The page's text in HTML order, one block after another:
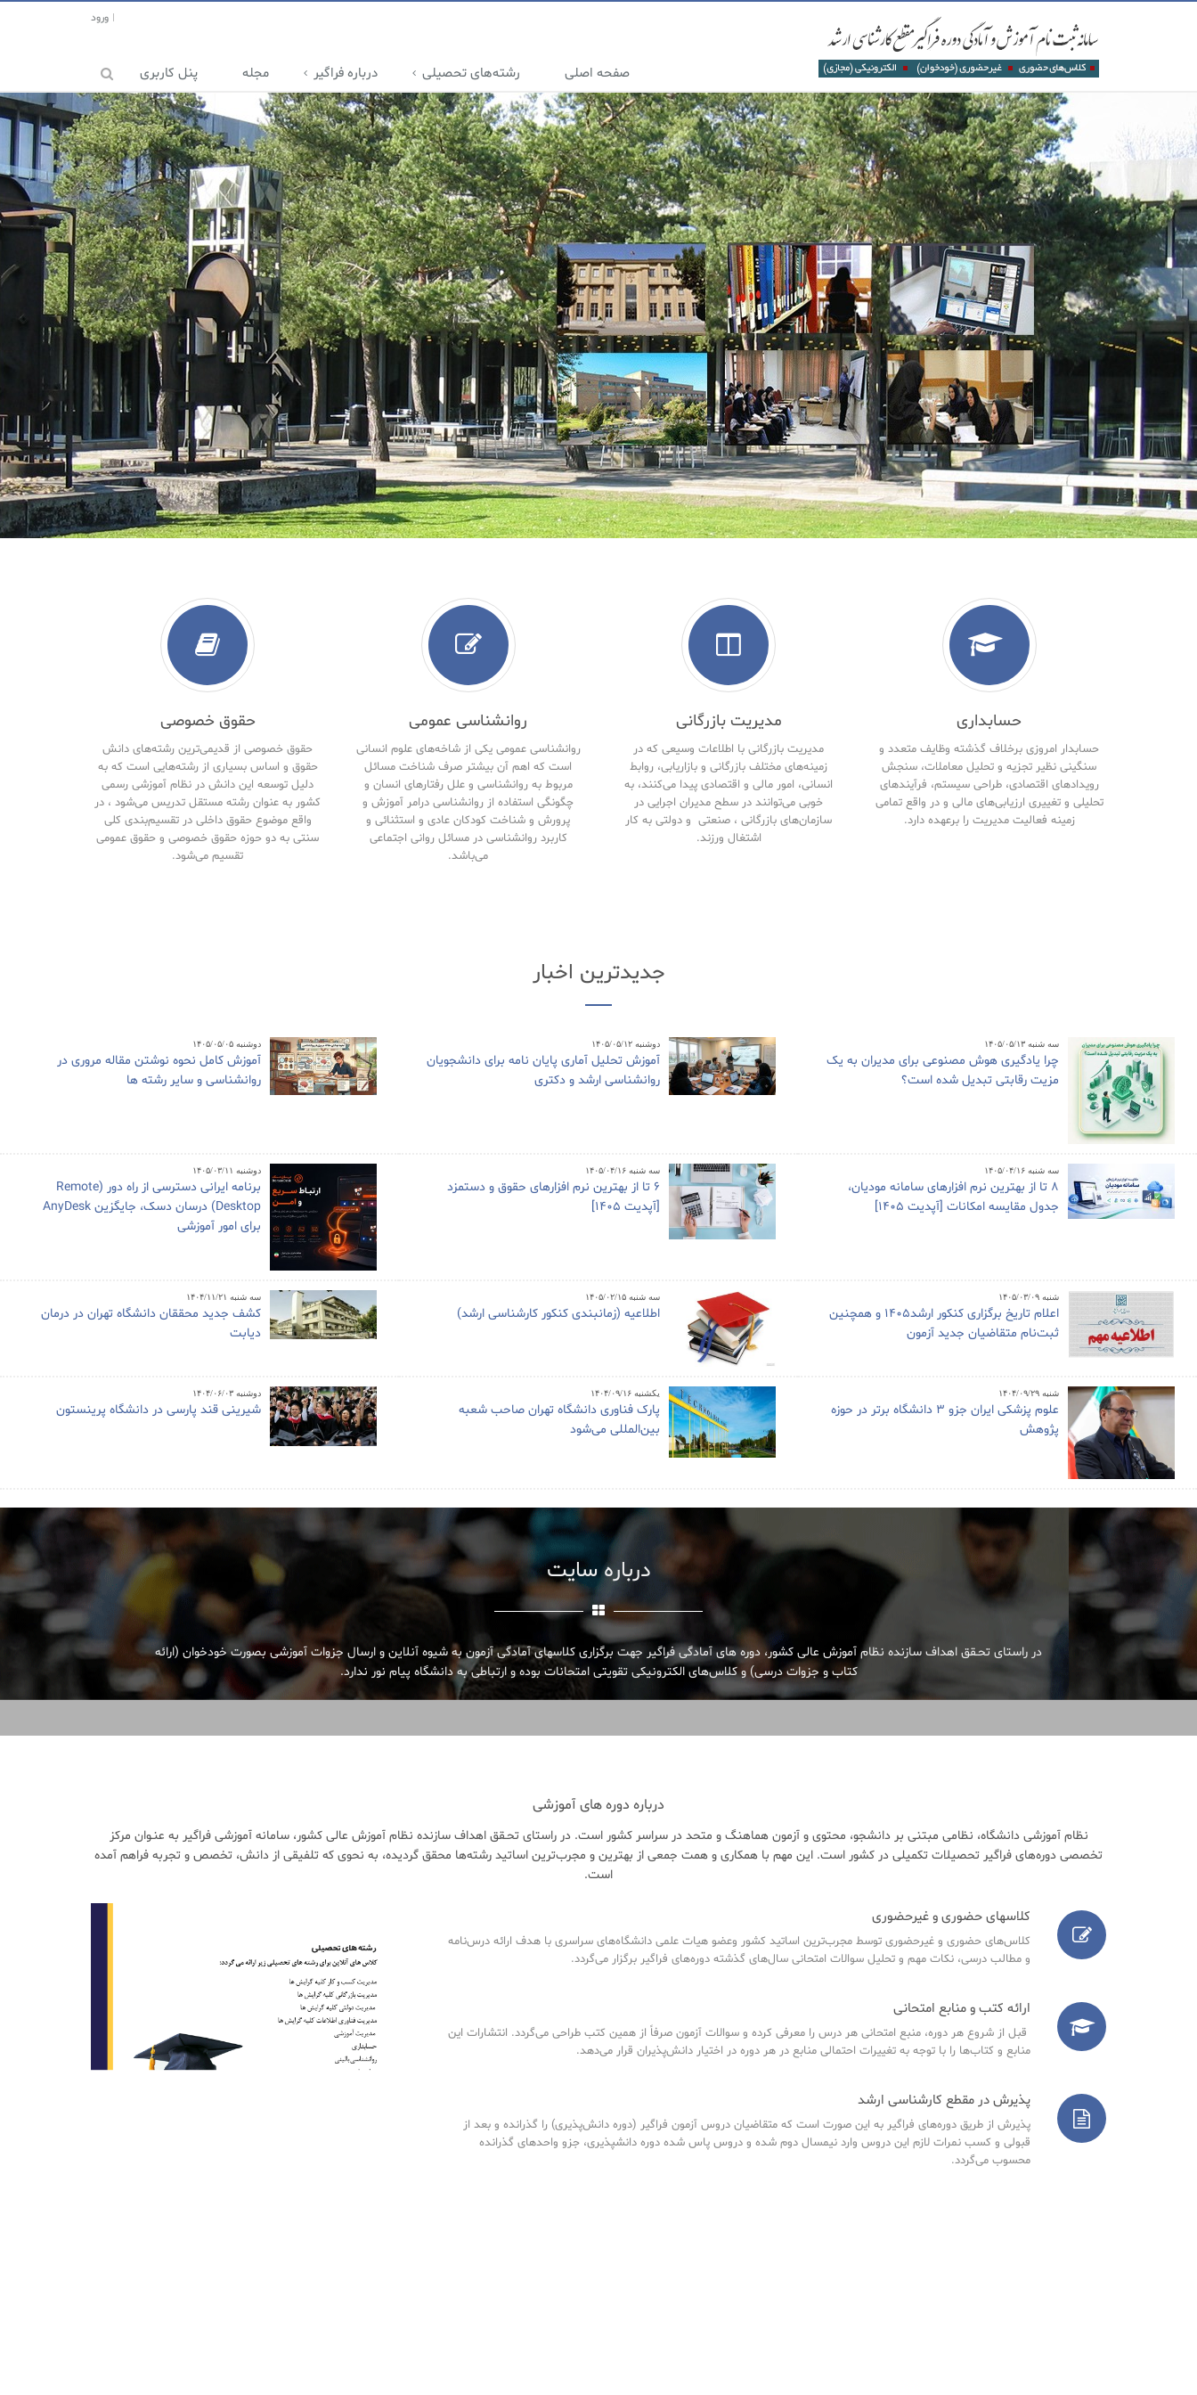
ورود
صفحه اصلی رشته‌های تحصیلی درباره فراگیر مجله پنل کاربری
حسابداری
حسابدار امروزی برخلاف گذشته وظایف متعدد و
سنگینی نظیر تجزیه و تحلیل معاملات، سنجش
رویدادهای اقتصادی، طراحی سیستم، فرآیندهای
تحلیلی و تغییری ارزیابی‌های مالی و در واقع تمامی
زمینه فعالیت مدیریت را برعهده دارد.
مدیریت بازرگانی
مدیریت بازرگانی با اطلاعات وسیعی که در
زمینه‌های مختلف بازرگانی و بازاریابی، روابط
انسانی، امور مالی و اقتصادی پیدا می‌کنند، به
خوبی می‌توانند در سطح مدیران اجرایی در
سازمان‌های بازرگانی ، صنعتی و دولتی به کار
اشتغال ورزند.
روانشناسی عمومی
روانشناسی عمومی یکی از شاخه‌های علوم انسانی
است که اهم آن بیشتر صرف شناخت مسائل
مربوط به روانشناسی و علل رفتارهای انسان و
چگونگی استفاده از روانشناسی درامر آموزش و
پرورش و شناخت کودکان عادی و استثنائی و
کاربرد روانشناسی در مسائل روانی اجتماعی
می‌باشد.
حقوق خصوصی
حقوق خصوصی از قدیمی‌ترین رشته‌های دانش
حقوق و اساس بسیاری از رشته‌هایی است که به
دلیل توسعه این دانش در نظام آموزشی رسمی
کشور به عنوان رشته مستقل تدریس می‌شود ، در
واقع موضوع حقوق داخلی در تقسیم‌بندی کلی
سنتی به دو حوزه حقوق خصوصی و حقوق‌ عمومی
تقسیم می‌شود.
جدیدترین اخبار
سه شنبه ۱۴۰۵/۰۵/۱۳
چرا یادگیری هوش مصنوعی برای مدیران به یک
مزیت رقابتی تبدیل شده است؟
دوشنبه ۱۴۰۵/۰۵/۱۲
آموزش تحلیل آماری پایان نامه برای دانشجویان
روانشناسی ارشد و دکتری
دوشنبه ۱۴۰۵/۰۵/۰۵
آموزش کامل نحوه نوشتن مقاله مروری در
روانشناسی و سایر رشته ها
سه شنبه ۱۴۰۵/۰۴/۱۶
8 تا از بهترین نرم افزارهای سامانه مودیان،
جدول مقایسه امکانات [آپدیت 1405]
سه شنبه ۱۴۰۵/۰۴/۱۶
6 تا از بهترین نرم افزارهای حقوق و دستمزد
[آپدیت 1405]
دوشنبه ۱۴۰۵/۰۳/۱۱
برنامه ایرانی دسترسی از راه دور (Remote
Desktop) درسان دسک، جایگزین AnyDesk
برای امور آموزشی
شنبه ۱۴۰۵/۰۳/۰۹
اعلام تاریخ برگزاری کنکور ارشد1405 و همچنین
ثبت‌نام متقاضیان جدید آزمون
سه شنبه ۱۴۰۵/۰۲/۱۵
اطلاعیه (زمانبندی کنکور کارشناسی ارشد)
سه شنبه ۱۴۰۴/۱۱/۲۱
کشف جدید محققان دانشگاه تهران در درمان
دیابت
شنبه ۱۴۰۴/۰۹/۲۹
علوم پزشکی ایران جزو ۳ دانشگاه برتر در حوزه
پژوهش
یکشنبه ۱۴۰۴/۰۹/۱۶
پارک فناوری دانشگاه تهران صاحب شعبه
بین‌المللی می‌شود
دوشنبه ۱۴۰۴/۰۶/۰۳
شیرینی قند پارسی در دانشگاه پرینستون
درباره سایت
در راستای تحـقق اهداف سازنده نظام آموزش عالی کشور، دوره های آمادگی فراگیر جهت برگزاری کلاسهای آمادگی آزمون به شیوه آنلاین و ارسال جزوات آموزشی بصورت خودخوان (ارائه
کتاب و جزوات درسی) و کلاس‌های الکترونیکی تقویتی امتحانات بوده و ارتباطی به دانشگاه پیام نور ندارد.
درباره دوره های آموزشی
نظام آموزشی دانشگاه، نظامی مبتنی بر دانشجو، محتوی و آزمون هماهنگ و متحد در سراسر کشور است. در راستای تحـقق اهداف سازنده نظام آموزش عالی کشور، سامانه آموزشی فراگیر به عنـوان مرکز
تخصصی دوره‌های فراگیر تحصیلات تکمیلی در کشور است. این مهم با همکاری و همت جمعی از بهترین و مجرب‌ترین اساتید رشته‌ها محقق گردیده، به نحوی که تلفیقی از دانش، تخصص و تجربه فراهم آمده
است.
کلاسهای حضوری و غیرحضوری
کلاس‌های حضوری و غیرحضوری توسط مجرب‌ترین اساتید کشور وعضو هیات علمی دانشگاه‌های سراسری با هدف ارائه درس‌نامه‌
و مطالب درسی، نکات مهم و تحلیل سوالات امتحانی سال‌های گذشته دوره‌های فراگیر برگزار می‌گردد.
ارائه کتب و منابع امتحانی
قبل از شروع هر دوره، منبع امتحانی هر درس را معرفی کرده و سوالات آزمون صرفاً از همین کتب طراحی می‌گردد. انتشارات این
منابع و کتاب‌ها را با توجه به تغییرات احتمالی منابع در هر دوره در اختیار دانش‌پذیران قرار می‌دهد.
پذیرش در مقطع کارشناسی ارشد
پذیرش از طریق دوره‌های فراگیر به این صورت است که متقاضیان دروس آزمون فراگیر (دوره دانش‌پذیری) را گذرانده و بعد از
قبولی و کسب نمرات لازم این دروس وارد نیمسال دوم شده و دروس پاس شده دوره دانشپذیری، جزو واحدهای گذرانده
محسوب می‌گردد.